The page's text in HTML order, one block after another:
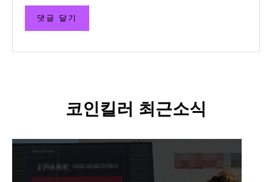
코인킬러 최근소식